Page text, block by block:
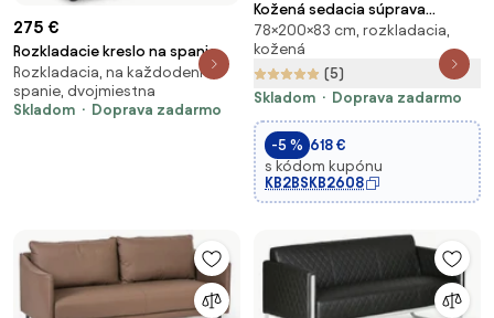
275 €
Rozkladacie kreslo na spanie
MUSSO – americký typ, sivé
moderné
Rozkladacia, na každodenné
spanie, dvojmiestna
Skladom
Doprava zadarmo
Kožená sedacia súprava
SENATOR, trojmiestna, čierna
78×200×83 cm, rozkladacia,
kožená
(5)
Skladom
Doprava zadarmo
-5 % 618 €
s kódom kupónu
KB2BSKB2608